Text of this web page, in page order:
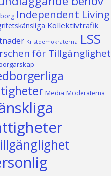
Independent Living
Kollektivtrafik
Kristdemokraterna LSS
för Tillgänglighet
Media Moderaterna